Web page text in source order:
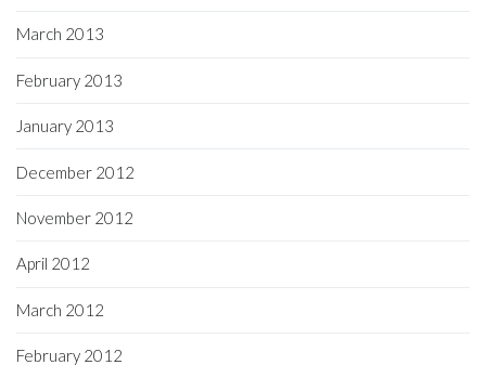
March 2013
February 2013
January 2013
December 2012
November 2012
April 2012
March 2012
February 2012